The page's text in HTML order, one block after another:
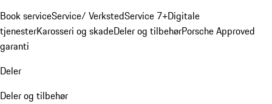
Book serviceService/ VerkstedService 7+Digitale
tjenesterKarosseri og skadeDeler og tilbehørPorsche Approved
garanti
Deler
Deler og tilbehør